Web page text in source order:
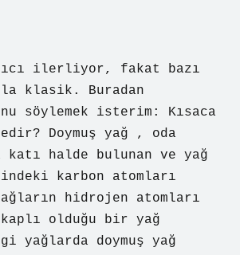
ilerliyor, fakat bazı
klasik. Buradan
söylemek isterim: Kısaca
Doymuş yağ , oda
katı halde bulunan ve yağ
karbon atomları
hidrojen atomları
kaplı olduğu bir yağ
yağlarda doymuş yağ